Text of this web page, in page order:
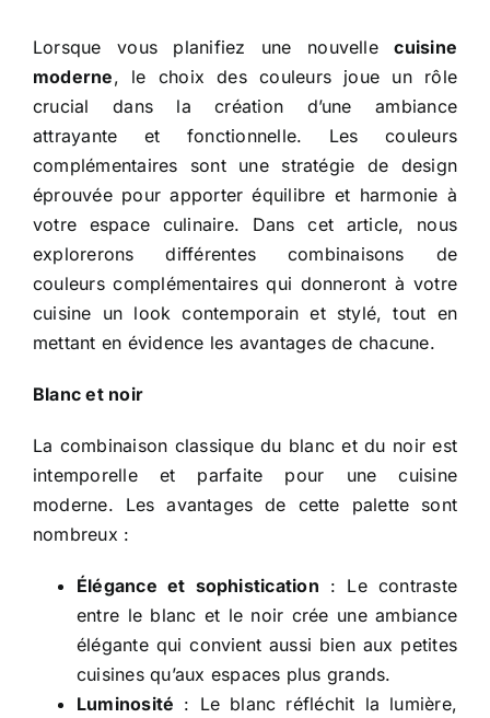
Lorsque vous planifiez une nouvellecuisine
moderne, le choix des couleurs joue un rôle
crucial dans la création d’une ambiance
attrayante et fonctionnelle. Les couleurs
complémentaires sont une stratégie de design
éprouvée pour apporter équilibre et harmonie à
votre espace culinaire. Dans cet article, nous
explorerons différentes combinaisons de
couleurs complémentaires qui donneront à votre
cuisine un look contemporain et stylé, tout en
mettant en évidence les avantages de chacune.
Blanc et noir
La combinaison classique du blanc et du noir est
intemporelle et parfaite pour une cuisine
moderne. Les avantages de cette palette sont
nombreux :
Élégance et sophistication : Le contraste
entre le blanc et le noir crée une ambiance
élégante qui convient aussi bien aux petites
cuisines qu’aux espaces plus grands.
Luminosité : Le blanc réfléchit la lumière,